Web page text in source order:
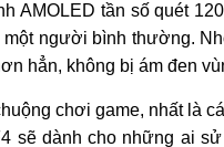
AMOLED tần số quét
người bình thường.
hẳn, không bị ám đen
chơi game, nhất là
sẽ dành cho những ai